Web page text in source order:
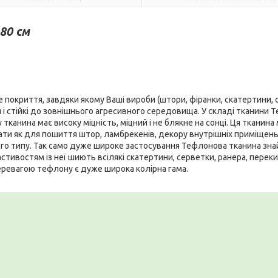
см
завдяки якому Ваші вироби (штори, фіранки, скатертини,
до зовнішнього агресивного середовища. У складі тканини
має високу міцність, міцний і не блякне на сонці. Ця
як для пошиття штор, ламбрекенів, декору внутрішніх
типу. Так само дуже широке застосування Тефлонова тканина
із неї шиють всілякі скатертини, серветки, ранера,
тефлону є дуже широка колірна гама.